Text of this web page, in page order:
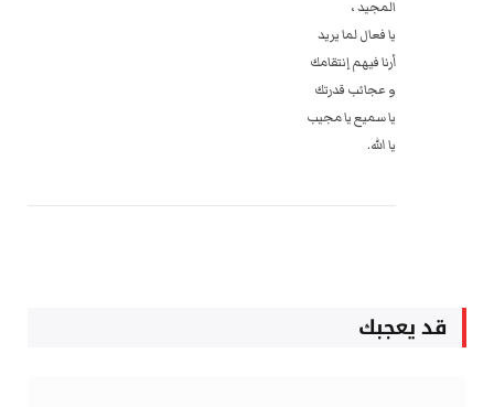
المجيد ،
يا فعال لما يريد
أرنا فيهم إنتقامك
و عجائب قدرتك
يا سميع يا مجيب
يا الله.
قد يعجبك